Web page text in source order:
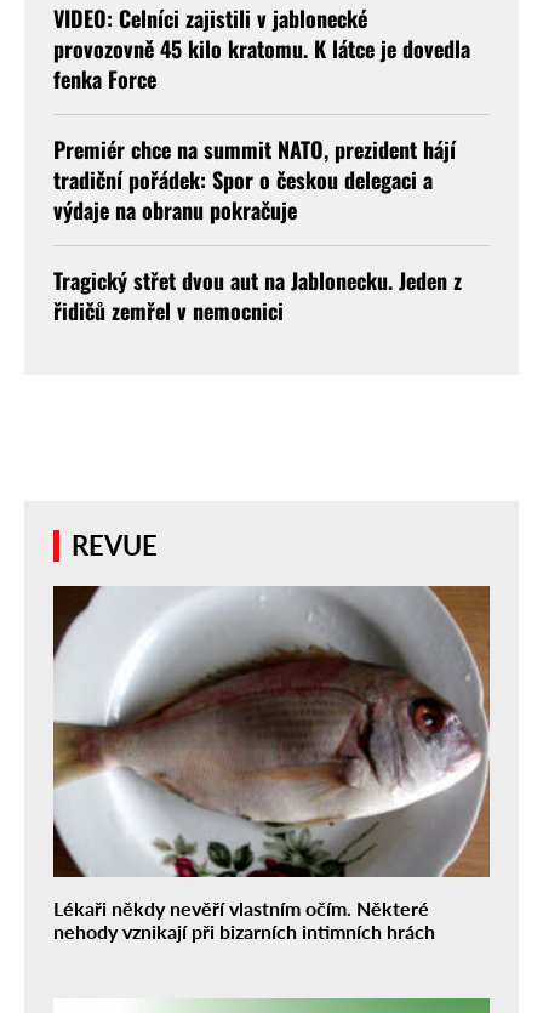
VIDEO: Celníci zajistili v jablonecké
provozovně 45 kilo kratomu. K látce je dovedla
fenka Force
Premiér chce na summit NATO, prezident hájí
tradiční pořádek: Spor o českou delegaci a
výdaje na obranu pokračuje
Tragický střet dvou aut na Jablonecku. Jeden z
řidičů zemřel v nemocnici
REVUE
Lékaři někdy nevěří vlastním očím. Některé
nehody vznikají při bizarních intimních hrách